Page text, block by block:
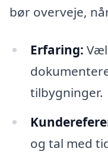
bør overveje,
Erfaring:
tilbygninger.
og tal med